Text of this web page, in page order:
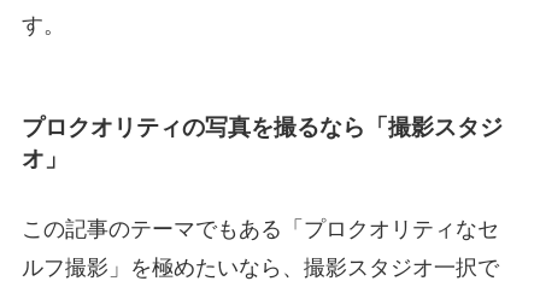
す。
プロクオリティの写真を撮るなら「撮影スタジ
オ」
この記事のテーマでもある「プロクオリティなセ
ルフ撮影」を極めたいなら、撮影スタジオ一択で